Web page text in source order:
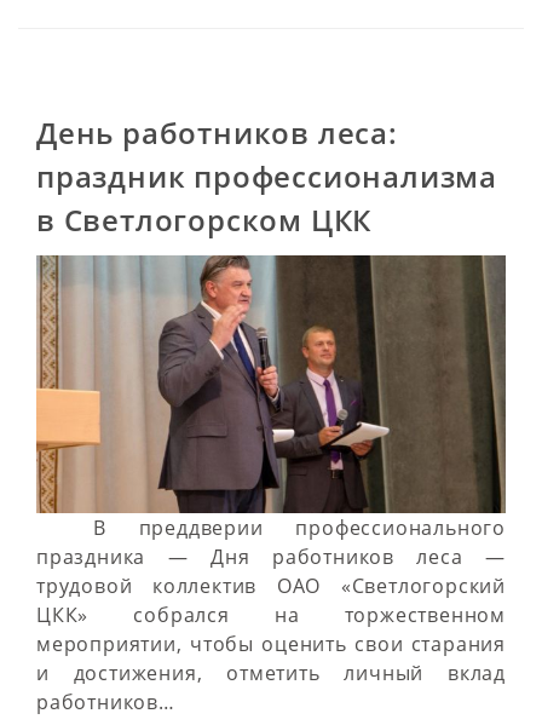
День работников леса:
праздник профессионализма
в Светлогорском ЦКК
В преддверии профессионального
праздника — Дня работников леса —
трудовой коллектив ОАО «Светлогорский
ЦКК» собрался на торжественном
мероприятии, чтобы оценить свои старания
и достижения, отметить личный вклад
работников…